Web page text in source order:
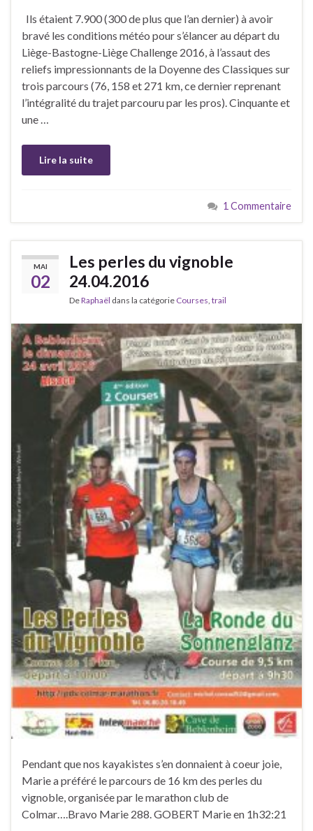
Ils étaient 7.900 (300 de plus que l’an dernier) à avoir
bravé les conditions météo pour s’élancer au départ du
Liège-Bastogne-Liège Challenge 2016, à l’assaut des
reliefs impressionnants de la Doyenne des Classiques sur
trois parcours (76, 158 et 271 km, ce dernier reprenant
l’intégralité du trajet parcouru par les pros). Cinquante et
une …
Lire la suite
1 Commentaire
MAI
02
Les perles du vignoble
24.04.2016
DeRaphaël dans la catégorie Courses trail
Pendant que nos kayakistes s’en donnaient à coeur joie,
Marie a préféré le parcours de 16 km des perles du
vignoble, organisée par le marathon club de
Colmar….Bravo Marie 288. GOBERT Marie en 1h32:21